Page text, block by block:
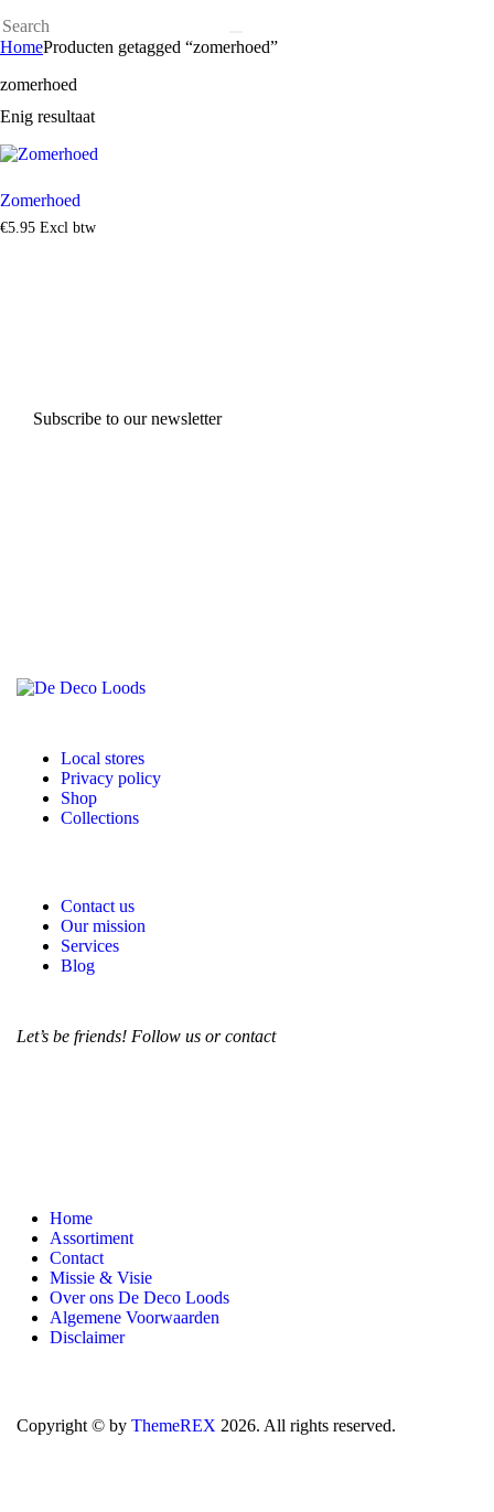
HomeProducten getagged “zomerhoed”
zomerhoed
Enig resultaat
Zomerhoed
€5 95 Excl btw
Subscribe to our newsletter
Local stores
Privacy policy
Shop
Collections
Contact us
Our mission
Services
Blog
Let’s be friends! Follow us or contact
Home
Assortiment
Contact
Missie & Visie
Over ons De Deco Loods
Algemene Voorwaarden
Disclaimer
Copyright © by ThemeREX 2026. All rights reserved.